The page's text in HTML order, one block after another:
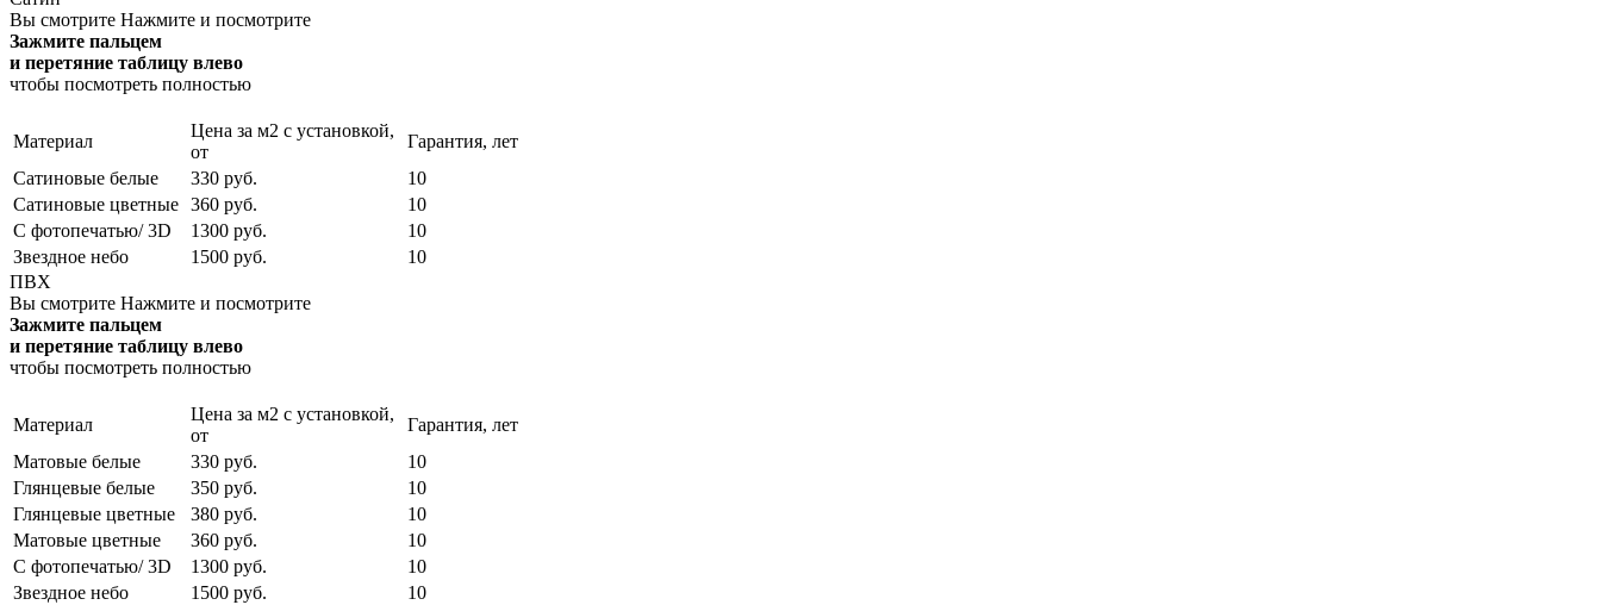
Вы смотрите Нажмите и посмотрите
Зажмите пальцем
и перетяние таблицу влево
чтобы посмотреть полностью
Материал
Цена за м2 с установкой,
от
Гарантия, лет
Сатиновые белые
330 руб.
10
Сатиновые цветные 360 руб.
10
С фотопечатью/ 3D
1300 руб.
10
Звездное небо
1500 руб.
10
ПВХ
Вы смотрите Нажмите и посмотрите
Зажмите пальцем
и перетяние таблицу влево
чтобы посмотреть полностью
Материал
Цена за м2 с установкой,
от
Гарантия, лет
Матовые белые
330 руб.
10
Глянцевые белые
350 руб.
10
Глянцевые цветные
380 руб.
10
Матовые цветные
360 руб.
10
С фотопечатью/ 3D
1300 руб.
10
Звездное небо
1500 руб.
10